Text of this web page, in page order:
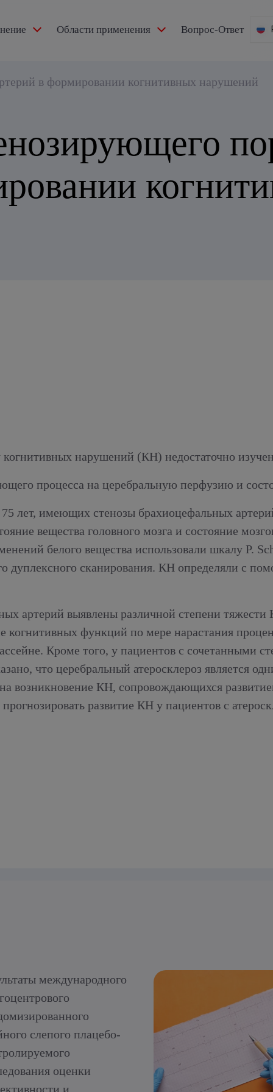
Области применения Вопрос-Ответ
в формировании когнитивных нарушений
нарушений (КН) недостаточно
процесса на церебральную перфузию и
лет, имеющих стенозы брахиоцефальных
вещества головного мозга и состояние
белого вещества использовали шкалу P.
дуплексного сканирования. КН определяли с
артерий выявлены различной степени
функций по мере нарастания
Кроме того, у пациентов с сочетанными
что церебральный атеросклероз является
возникновение КН, сопровождающихся
развитие КН у пациентов с
международного
слепого плацебо-
оценки
и